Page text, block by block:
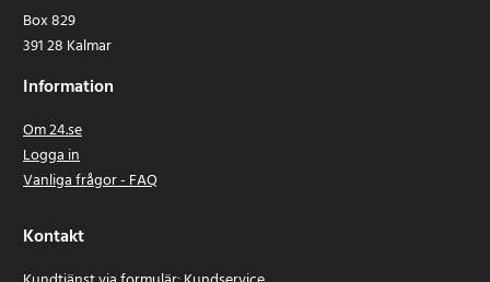
Box 829
391 28 Kalmar
Information
Om 24.se
Logga in
Vanliga frågor - FAQ
Kontakt